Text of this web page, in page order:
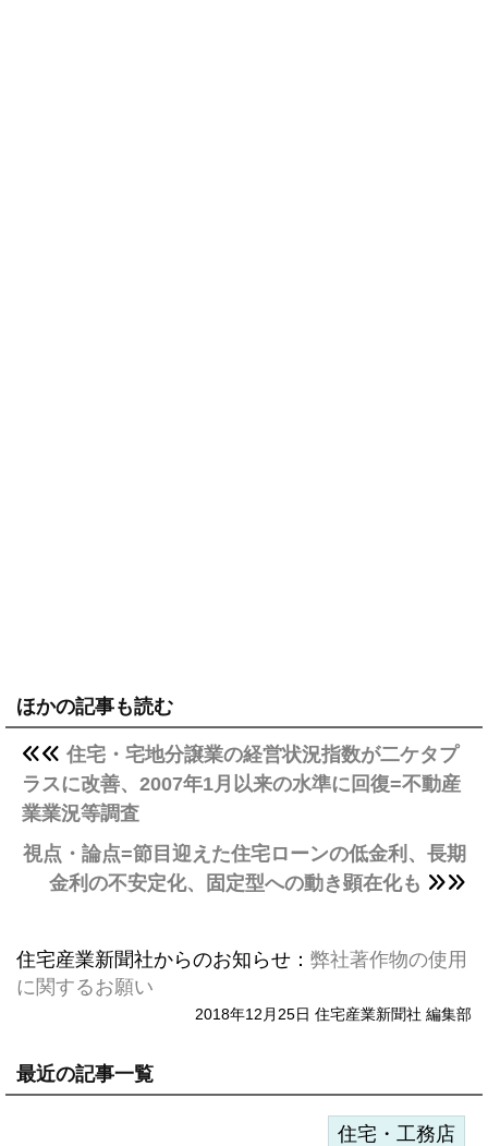
ほかの記事も読む
住宅・宅地分譲業の経営状況指数が二ケタプ
ラスに改善、2007年1月以来の水準に回復=不動産
業業況等調査
視点・論点=節目迎えた住宅ローンの低金利、長期
金利の不安定化、固定型への動き顕在化も
住宅産業新聞社からのお知らせ： 弊社著作物の使用
に関するお願い
2018年12月25日 住宅産業新聞社 編集部
最近の記事一覧
住宅・工務店